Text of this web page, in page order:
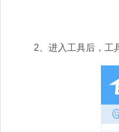
2、进入工具后，工具